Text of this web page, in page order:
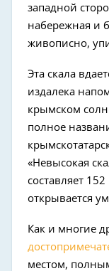
западной
набережная и
живописно,
Эта скала
издалека
крымском
полное
«Невысокая
составляет
открывается
Как и многие
местом,